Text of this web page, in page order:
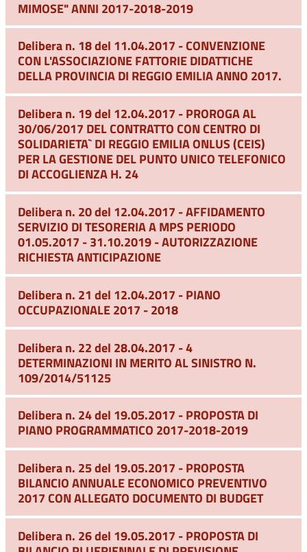
MIMOSE" ANNI 2017-2018-2019
Delibera n. 18 del 11.04.2017 - CONVENZIONE
CON L'ASSOCIAZIONE FATTORIE DIDATTICHE
DELLA PROVINCIA DI REGGIO EMILIA ANNO 2017.
Delibera n. 19 del 12.04.2017 - PROROGA AL
30/06/2017 DEL CONTRATTO CON CENTRO DI
SOLIDARIETA` DI REGGIO EMILIA ONLUS (CEIS)
PER LA GESTIONE DEL PUNTO UNICO TELEFONICO
DI ACCOGLIENZA H. 24
Delibera n. 20 del 12.04.2017 - AFFIDAMENTO
SERVIZIO DI TESORERIA A MPS PERIODO
01.05.2017 - 31.10.2019 - AUTORIZZAZIONE
RICHIESTA ANTICIPAZIONE
Delibera n. 21 del 12.04.2017 - PIANO
OCCUPAZIONALE 2017 - 2018
Delibera n. 22 del 28.04.2017 - 4
DETERMINAZIONI IN MERITO AL SINISTRO N.
109/2014/51125
Delibera n. 24 del 19.05.2017 - PROPOSTA DI
PIANO PROGRAMMATICO 2017-2018-2019
Delibera n. 25 del 19.05.2017 - PROPOSTA
BILANCIO ANNUALE ECONOMICO PREVENTIVO
2017 CON ALLEGATO DOCUMENTO DI BUDGET
Delibera n. 26 del 19.05.2017 - PROPOSTA DI